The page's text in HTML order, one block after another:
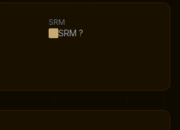
SRM
SRM ?